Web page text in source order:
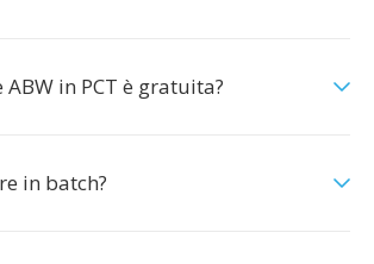
ABW in PCT è gratuita?
in batch?